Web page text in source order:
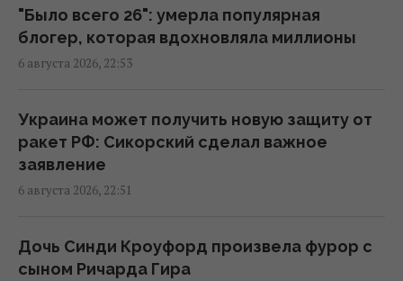
Такое оружие есть только у нескольких
стран: Зеленский о создании украинской
баллистики
"Динамо" одержало важную победу в
квалификации Лиги конференций
21:57 четверг, 06 августа 2026
Анчоусы или сардины: какая рыба
полезнее
"Было всего 26": умерла популярная
блогер, которая вдохновляла миллионы
6 августа 2026, 22:53
Украина может получить новую защиту от
ракет РФ: Сикорский сделал важное
заявление
6 августа 2026, 22:51
Дочь Синди Кроуфорд произвела фурор с
сыном Ричарда Гира